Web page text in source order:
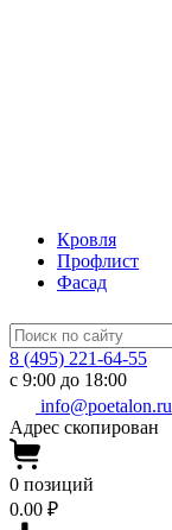
Кровля
Профлист
Фасад
8 (495) 221-64-55
с 9:00 до 18:00
info@poetalon.ru
Адрес скопирован
0 позиций
0.00 ₽